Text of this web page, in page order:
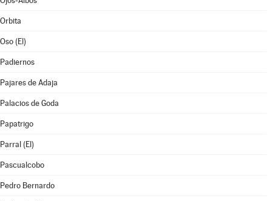
Orbita
Oso (El)
Padiernos
Pajares de Adaja
Palacios de Goda
Papatrigo
Parral (El)
Pascualcobo
Pedro Bernardo